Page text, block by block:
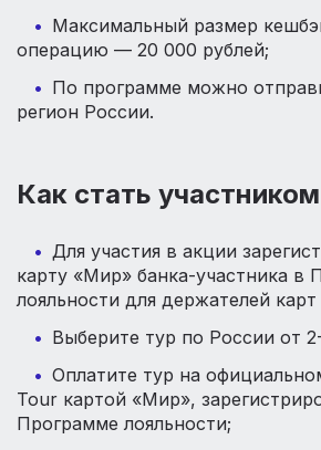
Максимальный размер
операцию — 20 000 рублей;
По программе можно
регион России.
Как стать
Для участия в акции
карту «Мир» банка-участника в
лояльности для держателей
Выберите тур по России от
Оплатите тур на
Tour картой «Мир»,
Программе лояльности;